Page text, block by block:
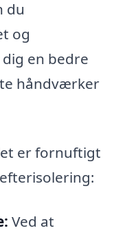
du
og
en bedre
håndværker
er fornuftigt
Ved at